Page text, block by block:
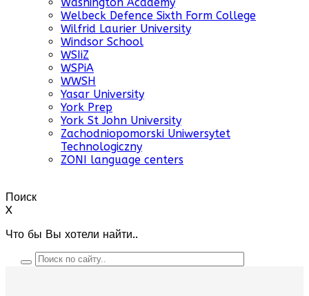
Washington Academy
Welbeck Defence Sixth Form College
Wilfrid Laurier University
Windsor School
WSIiZ
WSPiA
WWSH
Yasar University
York Prep
York St John University
Zachodniopomorski Uniwersytet
Technologiczny
ZONI language centers
Поиск
X
Что бы Вы хотели найти..